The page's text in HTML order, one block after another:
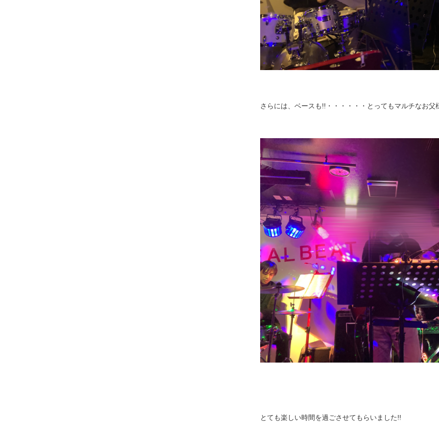
さらには、ベースも!!・・・・・・とってもマルチなお父
とても楽しい時間を過ごさせてもらいました!!